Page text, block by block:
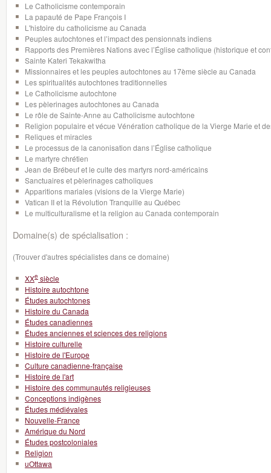
Le Catholicisme contemporain
La papauté de Pape François I
L'histoire du catholicisme au Canada
Peuples autochtones et l’impact des pensionnats indiens
Rapports des Premières Nations avec l’Église catholique (historique et
Sainte Kateri Tekakwitha
Missionnaires et les peuples autochtones au 17ème siècle au Canada
Les spiritualités autochtones traditionnelles
Le Catholicisme autochtone
Les pèlerinages autochtones au Canada
Le rôle de Sainte-Anne au Catholicisme autochtone
Religion populaire et vécue Vénération catholique de la Vierge Marie et
Reliques et miracles
Le processus de la canonisation dans l’Église catholique
Le martyre chrétien
Jean de Brébeuf et le culte des martyrs nord-américains
Sanctuaires et pèlerinages catholiques
Apparitions mariales (visions de la Vierge Marie)
Vatican II et la Révolution Tranquille au Québec
Le multiculturalisme et la religion au Canada contemporain
Domaine(s) de spécialisation :
(Trouver d'autres spécialistes dans ce domaine)
XXe siècle
Histoire autochtone
Études autochtones
Histoire du Canada
Études canadiennes
Études anciennes et sciences des religions
Histoire culturelle
Histoire de l'Europe
Culture canadienne-française
Histoire de l'art
Histoire des communautés religieuses
Conceptions indigènes
Études médiévales
Nouvelle-France
Amérique du Nord
Études postcoloniales
Religion
uOttawa